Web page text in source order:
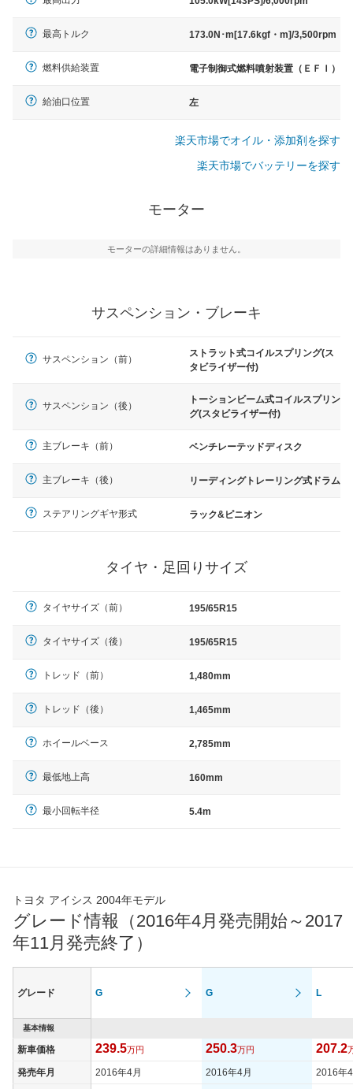
最高トルク 173.0N･m[17.6kgf・m]/3,500rpm
燃料供給装置 電子制御式燃料噴射装置（ＥＦＩ）
給油口位置 左
楽天市場でオイル・添加剤を探す
楽天市場でバッテリーを探す
モーター
モーターの詳細情報はありません。
サスペンション・ブレーキ
サスペンション（前）
ストラット式コイルスプリング(ス
タビライザー付)
サスペンション（後）
トーションビーム式コイルスプリン
グ(スタビライザー付)
主ブレーキ（前） ベンチレーテッドディスク
主ブレーキ（後） リーディングトレーリング式ドラム
ステアリングギヤ形式 ラック&ピニオン
タイヤ・足回りサイズ
タイヤサイズ（前） 195/65R15
タイヤサイズ（後） 195/65R15
トレッド（前） 1,480mm
トレッド（後） 1,465mm
ホイールベース 2,785mm
最低地上高 160mm
最小回転半径 5.4m
トヨタ アイシス 2004年モデル
グレード情報（2016年4月発売開始～2017
年11月発売終了）
グレード G G L
基本情報
新車価格 239.5万円 250.3万円 207.2
発売年月 2016年4月 2016年4月 2016年